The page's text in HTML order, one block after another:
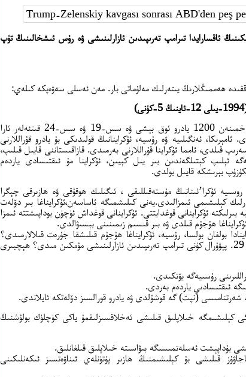
ئاقسارايدا تىرامپ تەرىپىدىن ئازارلىنىشى ۋە رۇس ئىشخالىنىڭ تۈپ
ھەممىڭلارىڭ يىتەرلىك مەلۇماتى بار. مەن ئەسلى سەۋەپكە كىلەي:
ئۇكراينادا سوۋېت ئىتتىپاقىدىن قالغان تەخمىنەن 1200 يادرو ئوق بېشى ۋە سس-19 ۋە سس-24 قىتئەلەر ئارا
ئامېرىكا، ئەنگىلىيە ۋە رۇسيە، ئۇكراينانىڭ قولىدىكى بۇ يادرو قۇراللارنى
ۋاقىت سەرىپ قىلدى، ئامما ئۇكراينا قۇراللارنى بەرمىدى. قازاقىستاننى قايىل قىلىپ،
ئېلىپ كېتىلگەندىن بىر يىل كېيىن، ئۇكراينا مۇ ئىقتىسادى ياردەم
بېرىشكە قايىل بولدى.
روسىيە ئۇكرا’ئىنانىڭ مۇستەقىللىقى ، ئىگىلىك ھوقۇقى ۋە ھازىرقى چېگرا
كېلىشىمى ئىمزالىدى.يەنى كىلىشمىگە ئاساسەن،ئۇكرايناغا بىر دۆلەت
بىرلىكتە ئۇكراينانى قوغدايتتى. ئۇكراينانى قوغداش ئۈچۈن بوداپىشتتە ئىمزا
ھۇجۇم قىلدى ۋە بىر قىسىم زىمىنىنى بېسىۋالدى.
ئۇكراينادا بولغان بولسا، رۇسيە، ئۇكرايناغا ھۇجۇم قىلىشقا جۇرەت قىلالارمىدى؟
زەلەنىسكى، ئامېرىكىغا كېتىپ ئاقسارايدا 29. پېۋۇرال كۈنى تىرامپ تەرىپىدىن ئازارلىنىشى مۇمكىن مىدى؟ ھېچبىرى
ئىقتىسادىي ياردەم بەردى.
شەرتنامىسى (نپت) گە قوشۇلدى ۋە يادرو قورالسىز دۆلەتكە ئايلاندى.
ۋە 2022-يىللىرىدىكى كېلىشىمگە خىلاپلىق قىلىشى ئەخلاقسىزلىقمۇ ياكى كۈچلۈك بولۇشنىڭ
تاجاۋۇز قىلىشى بۇ كېلىشىمنىڭ ھازىر پۈتۈنلەي ئىناۋەتسىز ئىكەنلىكىنى